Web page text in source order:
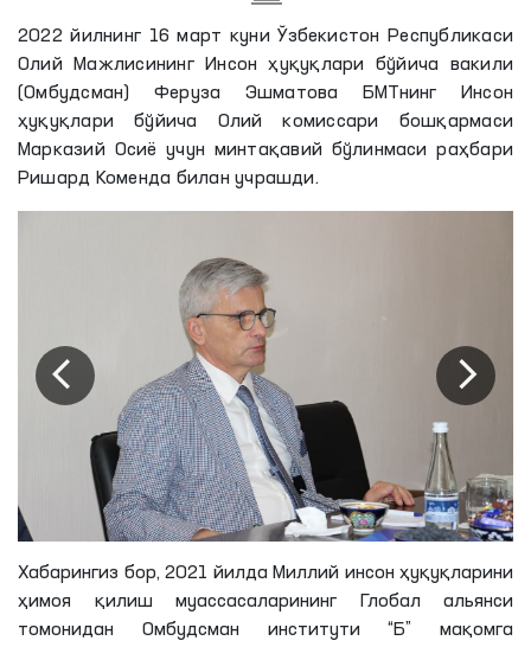
2022 йилнинг 16 март куни Ўзбекистон Республикаси
Олий Мажлисининг Инсон ҳуқуқлари бўйича вакили
(Омбудсман) Феруза Эшматова БМТнинг Инсон
ҳуқуқлари бўйича Олий комиссари бошқармаси
Марказий Осиё учун минтақавий бўлинмаси раҳбари
Ришард Коменда билан учрашди.
Хабарингиз бор, 2021 йилда Миллий инсон ҳуқуқларини
ҳимоя қилиш муассасаларининг Глобал альянси
томонидан Омбудсман институти “Б” мақомга